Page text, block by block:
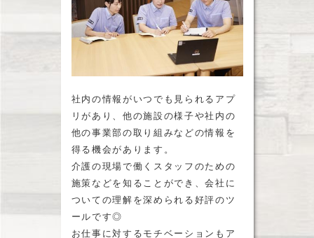
社内の情報がいつでも見られるアプ
リがあり、他の施設の様子や社内の
他の事業部の取り組みなどの情報を
得る機会があります。
介護の現場で働くスタッフのための
施策などを知ることができ、会社に
ついての理解を深められる好評のツ
ールです◎
お仕事に対するモチベーションもア